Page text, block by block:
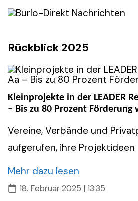
to
Rückblick 2025
Kleinprojekte in der LEADER
– Bis zu 80 Prozent Förderung
Vereine, Verbände und
aufgerufen, ihre Projektideen
Mehr dazu lesen
18. Februar 2025 | 13:35